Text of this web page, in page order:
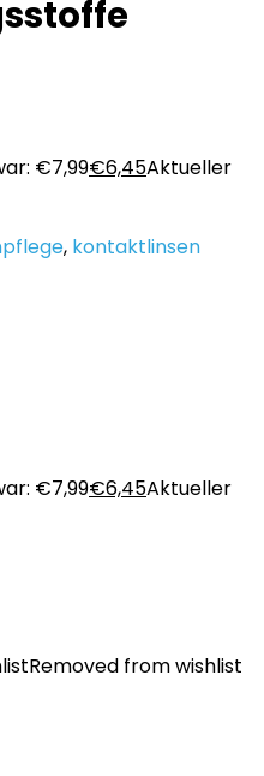
€7,99€6,45Aktueller
, kontaktlinsen
€7,99€6,45Aktueller
Removed from wishlist